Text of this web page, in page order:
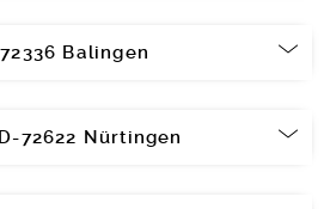
Balingen
72622 Nürtingen